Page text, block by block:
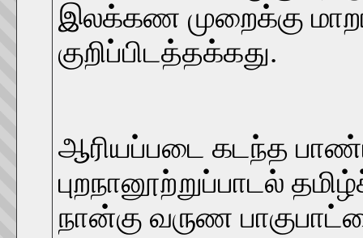
இலக்கண முறைக்கு
குறிப்பிடத்தக்கது.
ஆரியப்படை கடந்த
புறநானூற்றுப்பாடல்
நான்கு வருண